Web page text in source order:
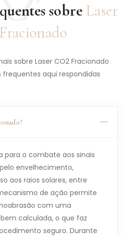
sobre Laser
sobre Laser CO2 Fracionado
frequentes aqui respondidas
para o combate aos sinais
envelhecimento,
aos raios solares, entre
de ação permite
com uma
calculada, o que faz
seguro. Durante